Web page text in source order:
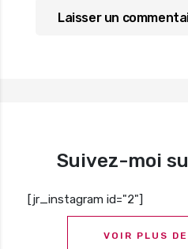
Suivez-moi
[jr_instagram id="2"]
VOIR PLUS